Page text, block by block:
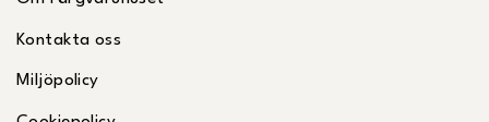
Kontakta oss
Miljöpolicy